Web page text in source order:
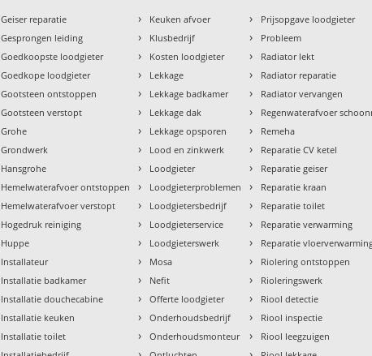
Geiser reparatie
Gesprongen leiding
Goedkoopste loodgieter
Goedkope loodgieter
Gootsteen ontstoppen
Gootsteen verstopt
Grohe
Grondwerk
Hansgrohe
Hemelwaterafvoer ontstoppen
Hemelwaterafvoer verstopt
Hogedruk reiniging
Huppe
Installateur
Installatie badkamer
Installatie douchecabine
Installatie keuken
Installatie toilet
› Keuken afvoer
› Klusbedrijf
› Kosten loodgieter
› Lekkage
› Lekkage badkamer
› Lekkage dak
› Lekkage opsporen
› Lood en zinkwerk
› Loodgieter
› Loodgieterproblemen
› Loodgietersbedrijf
› Loodgieterservice
› Loodgieterswerk
› Mosa
› Nefit
› Offerte loodgieter
› Onderhoudsbedrijf
› Onderhoudsmonteur
› Prijsopgave loodgieter
› Probleem
› Radiator lekt
› Radiator reparatie
› Radiator vervangen
› Regenwaterafvoer
› Remeha
› Reparatie CV ketel
› Reparatie geiser
› Reparatie kraan
› Reparatie toilet
› Reparatie verwarming
› Reparatie
› Riolering ontstoppen
› Rioleringswerk
› Riool detectie
› Riool inspectie
› Riool leegzuigen